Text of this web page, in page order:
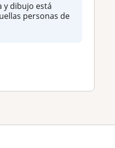
y dibujo está
personas de